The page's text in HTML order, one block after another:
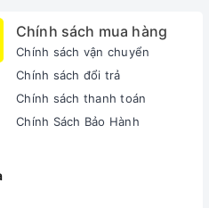
ngắt, bảo vệ gia đình bạn
Chính sách mua hàng
Chính sách vận chuyển
Chính sách đổi trả
Chính sách thanh toán
Chính Sách Bảo Hành